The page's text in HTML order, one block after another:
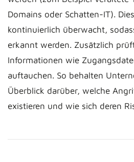
Domains oder Schatten-IT).
kontinuierlich überwacht,
erkannt werden. Zusätzlich
Informationen wie
auftauchen. So behalten
Überblick darüber, welche
existieren und wie sich deren